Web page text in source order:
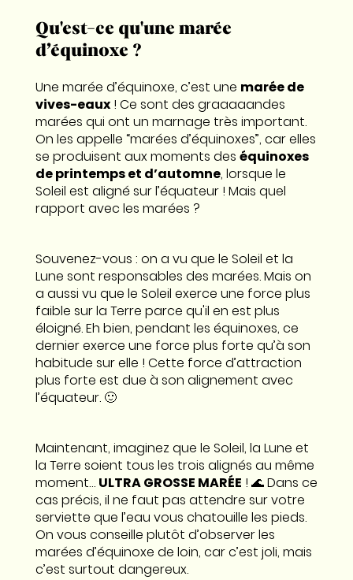
Qu'est-ce qu'une marée
d’équinoxe ?
Une marée d’équinoxe, c’est une marée de
vives-eaux! Ce sont des graaaaandes
marées qui ont un marnage très important.
On les appelle “marées d’équinoxes”, car elles
se produisent aux moments des équinoxes
de printemps et d’automne, lorsque le
Soleil est aligné sur l’équateur ! Mais quel
rapport avec les marées ?
Souvenez-vous : on a vu que le Soleil et la
Lune sont responsables des marées. Mais on
a aussi vu que le Soleil exerce une force plus
faible sur la Terre parce qu'il en est plus
éloigné. Eh bien, pendant les équinoxes, ce
dernier exerce une force plus forte qu’à son
habitude sur elle ! Cette force d’attraction
plus forte est due à son alignement avec
l’équateur. 🙂
Maintenant, imaginez que le Soleil, la Lune et
la Terre soient tous les trois alignés au même
moment… ULTRA GROSSE MARÉE ! 🌊 Dans ce
cas précis, il ne faut pas attendre sur votre
serviette que l’eau vous chatouille les pieds.
On vous conseille plutôt d’observer les
marées d’équinoxe de loin, car c’est joli, mais
c’est surtout dangereux.